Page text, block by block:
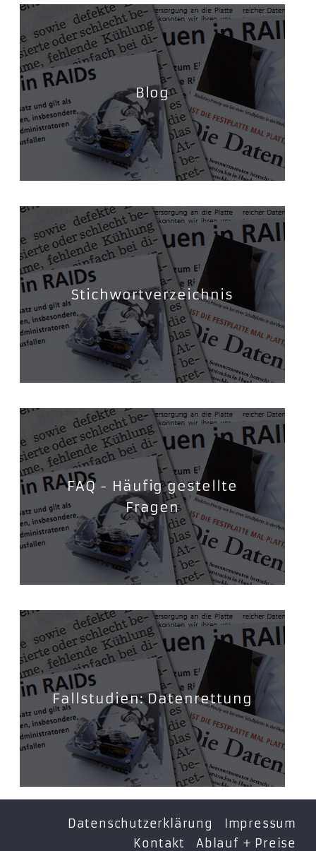
Blog
Stichwortverzeichnis
FAQ - Häufig gestellte
Fragen
Fallstudien: Datenrettung
Datenschutzerklärung
Impressum
Kontakt
Ablauf + Preise